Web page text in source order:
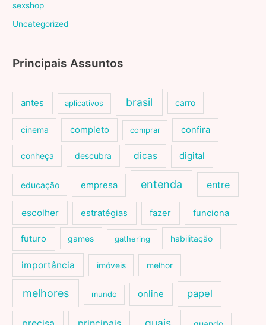
sexshop
Uncategorized
Principais Assuntos
antes aplicativos brasil carro
cinema completo comprar confira
conheça descubra dicas digital
educação empresa entenda entre
escolher estratégias fazer funciona
futuro games gathering habilitação
importância imóveis melhor
melhores mundo online papel